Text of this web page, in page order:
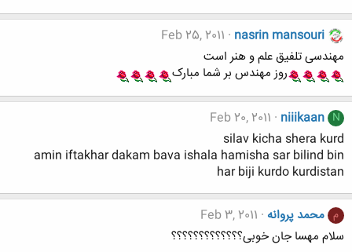
nasrin mansouri
Feb 25, 2011
مهندسی تلفیق علم و هنر است
روز مهندس بر شما مبارک
N
niiikaan
Feb 20, 2011
silav kicha shera kurd
amin iftakhar dakam bava ishala hamisha sar bilind bin
har biji kurdo kurdistan
م محمد پروانه Feb 3, 2011
سلام مهسا جان خوبی؟؟؟؟؟؟؟؟؟؟؟؟؟